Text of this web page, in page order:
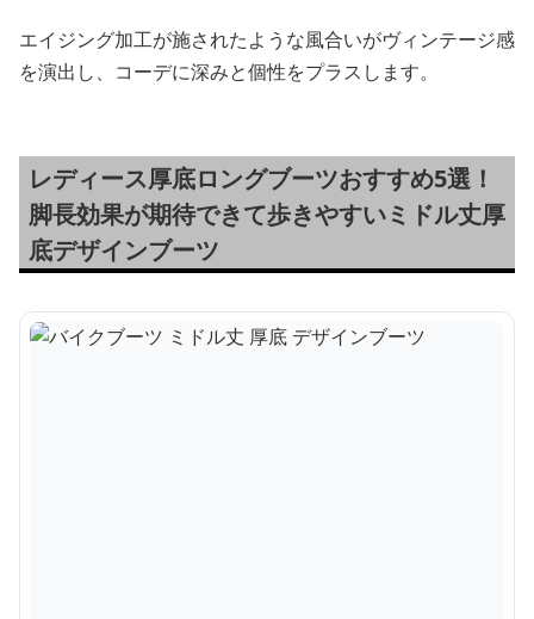
エイジング加工が施されたような風合いがヴィンテージ感
を演出し、コーデに深みと個性をプラスします。
レディース厚底ロングブーツおすすめ5選！
脚長効果が期待できて歩きやすいミドル丈厚
底デザインブーツ